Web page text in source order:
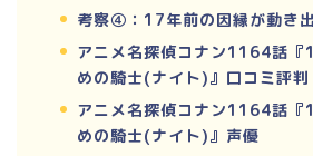
考察④：17年前の因縁が動き
アニメ名探偵コナン1164話『
めの騎士(ナイト)』口コミ評判
アニメ名探偵コナン1164話『
めの騎士(ナイト)』声優